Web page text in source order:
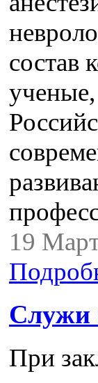
состав
19
Служи
При